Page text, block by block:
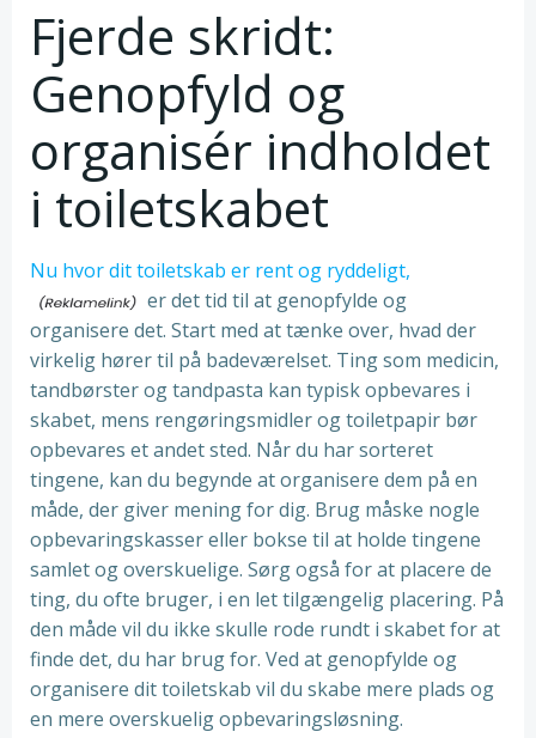
Fjerde skridt:
Genopfyld og
organisér indholdet
i toiletskabet
Nu hvor dit toiletskab er rent og ryddeligt,
er det tid til at genopfylde og
organisere det. Start med at tænke over, hvad der
virkelig hører til på badeværelset. Ting som medicin,
tandbørster og tandpasta kan typisk opbevares i
skabet, mens rengøringsmidler og toiletpapir bør
opbevares et andet sted. Når du har sorteret
tingene, kan du begynde at organisere dem på en
måde, der giver mening for dig. Brug måske nogle
opbevaringskasser eller bokse til at holde tingene
samlet og overskuelige. Sørg også for at placere de
ting, du ofte bruger, i en let tilgængelig placering. På
den måde vil du ikke skulle rode rundt i skabet for at
finde det, du har brug for. Ved at genopfylde og
organisere dit toiletskab vil du skabe mere plads og
en mere overskuelig opbevaringsløsning.